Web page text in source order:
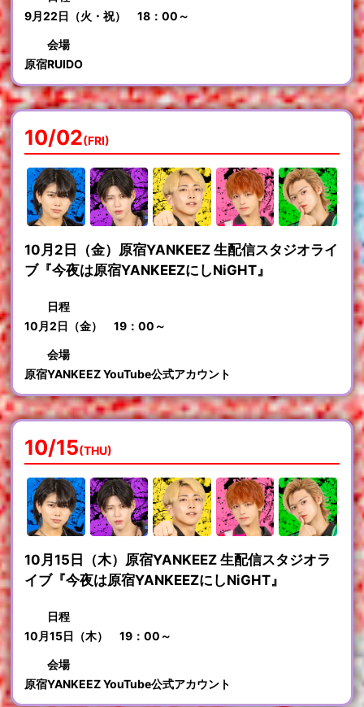
9月22日（火・祝） 18：00～
会場
原宿RUIDO
10/02(FRI)
10月2日（金）原宿YANKEEZ 生配信スタジオライ
ブ『今夜は原宿YANKEEZにしNiGHT』
日程
10月2日（金） 19：00～
会場
原宿YANKEEZ YouTube公式アカウント
10/15(THU)
10月15日（木）原宿YANKEEZ 生配信スタジオラ
イブ『今夜は原宿YANKEEZにしNiGHT』
日程
10月15日（木） 19：00～
会場
原宿YANKEEZ YouTube公式アカウント